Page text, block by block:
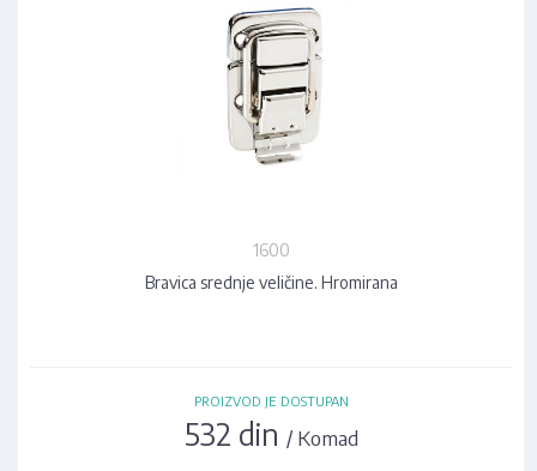
1600
Bravica srednje veličine. Hromirana
PROIZVOD JE DOSTUPAN
532 din / Komad